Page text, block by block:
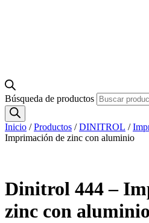
Búsqueda de productos
Inicio /Productos /DINITROL /
Imprimación de zinc con aluminio
Dinitrol 444 –
zinc con aluminio